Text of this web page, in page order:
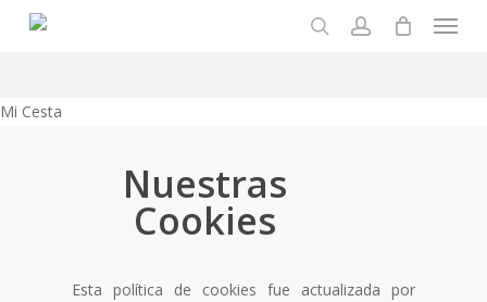
Menu
Mi Cesta
Nuestras
Cookies
Esta política de cookies fue actualizada por